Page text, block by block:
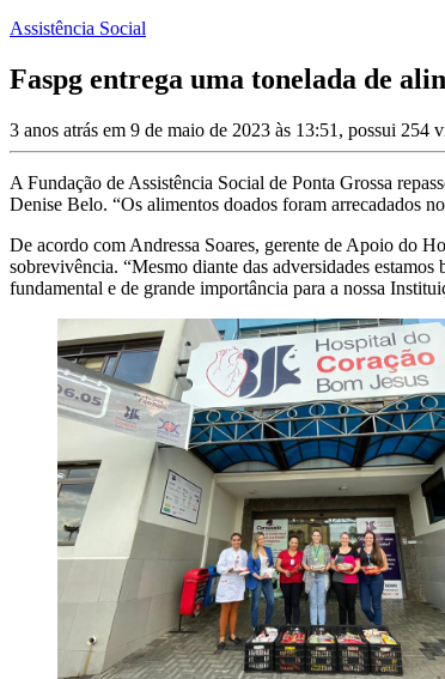
Assistência Social
Faspg entrega uma tonelada de
3 anos atrás em 9 de maio de 2023 às 13:51, possui 254
A Fundação de Assistência Social de Ponta Grossa
Denise Belo. “Os alimentos doados foram arrecadados
De acordo com Andressa Soares, gerente de Apoio do
sobrevivência. “Mesmo diante das adversidades
fundamental e de grande importância para a nossa